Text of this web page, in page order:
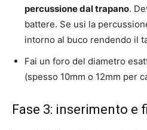
percussione dal trapano.
battere. Se usi la
intorno al buco rendendo il
Fai un foro del diametro
(spesso 10mm o 12mm per
Fase 3: inserimento e